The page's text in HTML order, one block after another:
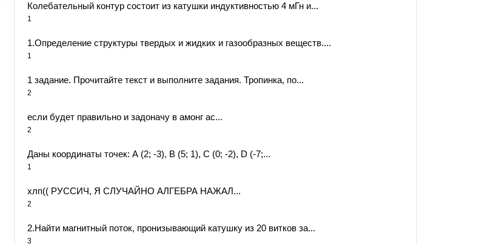
Колебательный контур состоит из катушки индуктивностью 4 мГн и...
1
1.Определение структуры твердых и жидких и газообразных веществ....
1
1 задание. Прочитайте текст и выполните задания. Тропинка, по...
2
если будет правильно и задоначу в амонг ас...
2
Даны координаты точек: А (2; -3), B (5; 1), С (0; -2), D (-7;...
1
хлп((​ РУССИЧ, Я СЛУЧАЙНО АЛГЕБРА НАЖАЛ...
2
2.Найти магнитный поток, пронизывающий катушку из 20 витков за...
3